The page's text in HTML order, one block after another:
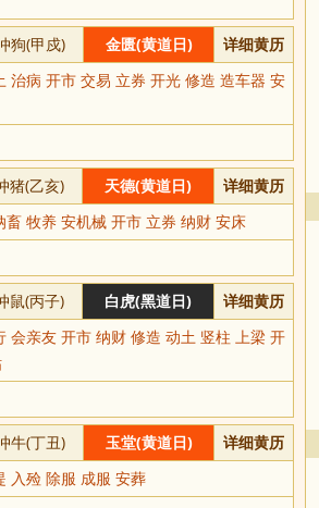
狗(甲戍) 金匮(黄道日) 详细黄历
治病 开市 交易 立券 开光 修造 造车器 安
猪(乙亥) 天德(黄道日) 详细黄历
牧养 安机械 开市 立券 纳财 安床
鼠(丙子) 白虎(黑道日) 详细黄历
会亲友 开市 纳财 修造 动土 竖柱 上梁 开
牛(丁丑) 玉堂(黄道日) 详细黄历
入殓 除服 成服 安葬